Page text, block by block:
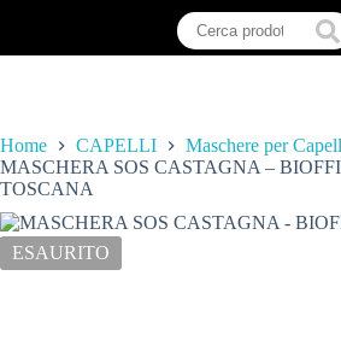
Home CAPELLI
Maschere per
MASCHERA SOS CASTAGNA –
TOSCANA
ESAURITO